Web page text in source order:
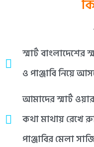
স্মার্ট বাংলাদেশের
ও পাঞ্জাবি নিয়ে
আমাদের স্মার্ট
কথা মাথায় রেখে
পাঞ্জাবির মেলা